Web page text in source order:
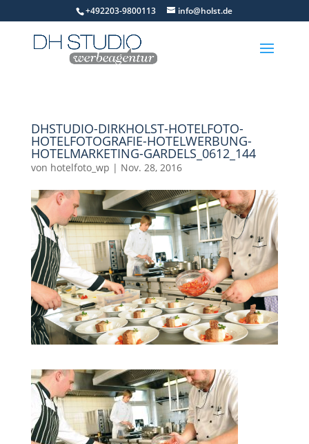
+492203-9800113 info@holst.de
DHSTUDIO-DIRKHOLST-HOTELFOTO-
HOTELFOTOGRAFIE-HOTELWERBUNG-
HOTELMARKETING-GARDELS_0612_144
von hotelfoto_wp | Nov. 28, 2016